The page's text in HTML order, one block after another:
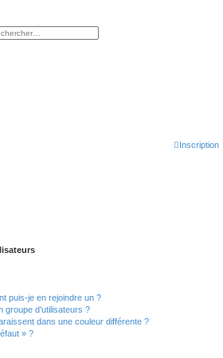
avancée
Inscription
puis-je en rejoindre un ?
groupe d’utilisateurs ?
dans une couleur différente ?
» ?